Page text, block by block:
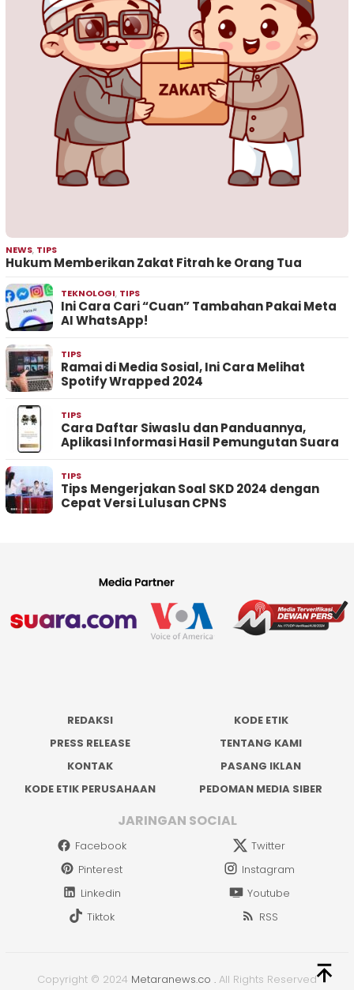
NEWS, TIPS
Hukum Memberikan Zakat Fitrah ke Orang Tua
TEKNOLOGI, TIPS
Ini Cara Cari “Cuan” Tambahan Pakai Meta
AI WhatsApp!
TIPS
Ramai di Media Sosial, Ini Cara Melihat
Spotify Wrapped 2024
TIPS
Cara Daftar Siwaslu dan Panduannya,
Aplikasi Informasi Hasil Pemungutan Suara
TIPS
Tips Mengerjakan Soal SKD 2024 dengan
Cepat Versi Lulusan CPNS
REDAKSI
KODE ETIK
PRESS RELEASE
TENTANG KAMI
KONTAK
PASANG IKLAN
KODE ETIK PERUSAHAAN
PEDOMAN MEDIA SIBER
JARINGAN SOCIAL
Facebook
Twitter
Pinterest
Instagram
Linkedin
Youtube
Tiktok
RSS
Copyright © 2024 Metaranews.co . All Rights Reserved